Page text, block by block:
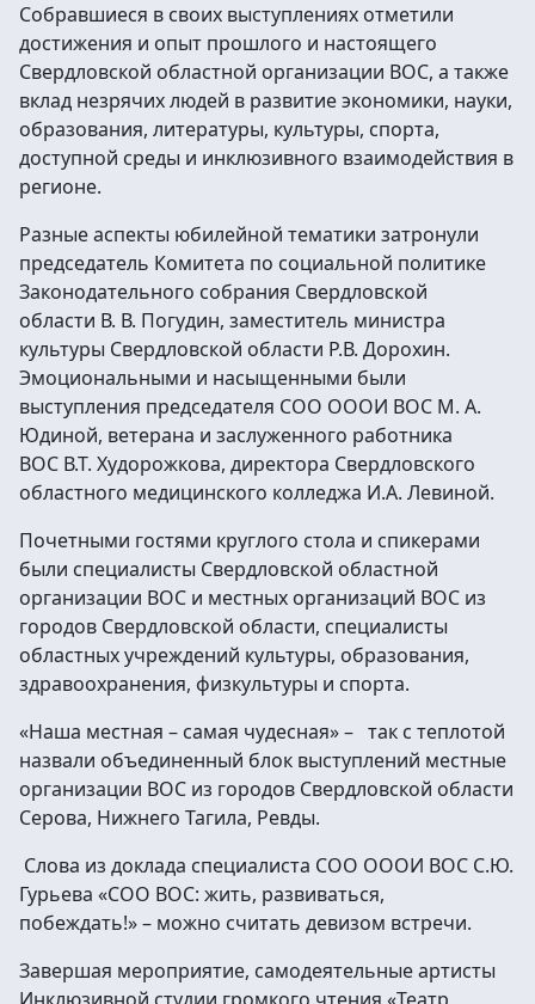
Собравшиеся в своих выступлениях отметили
достижения и опыт прошлого и настоящего
Свердловской областной организации ВОС, а также
вклад незрячих людей в развитие экономики, науки,
образования, литературы, культуры, спорта,
доступной среды и инклюзивного взаимодействия в
регионе.
Разные аспекты юбилейной тематики затронули
председатель Комитета по социальной политике
Законодательного собрания Свердловской
области В. В. Погудин, заместитель министра
культуры Свердловской области Р.В. Дорохин.
Эмоциональными и насыщенными были
выступления председателя СОО ОООИ ВОС М. А.
Юдиной, ветерана и заслуженного работника
ВОС В.Т. Худорожкова, директора Свердловского
областного медицинского колледжа И.А. Левиной.
Почетными гостями круглого стола и спикерами
были специалисты Свердловской областной
организации ВОС и местных организаций ВОС из
городов Свердловской области, специалисты
областных учреждений культуры, образования,
здравоохранения, физкультуры и спорта.
«Наша местная – самая чудесная» – так с теплотой
назвали объединенный блок выступлений местные
организации ВОС из городов Свердловской области
Серова, Нижнего Тагила, Ревды.
Слова из доклада специалиста СОО ОООИ ВОС С.Ю.
Гурьева «СОО ВОС: жить, развиваться,
побеждать!» – можно считать девизом встречи.
Завершая мероприятие, самодеятельные артисты